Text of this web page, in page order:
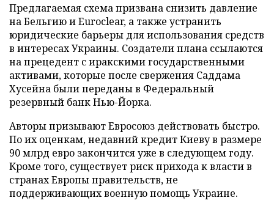
Предлагаемая схема призвана снизить давление
на Бельгию и Euroclear, а также устранить
юридические барьеры для использования средств
в интересах Украины. Создатели плана ссылаются
на прецедент с иракскими государственными
активами, которые после свержения Саддама
Хусейна были переданы в Федеральный
резервный банк Нью-Йорка.
Авторы призывают Евросоюз действовать быстро.
По их оценкам, недавний кредит Киеву в размере
90 млрд евро закончится уже в следующем году.
Кроме того, существует риск прихода к власти в
странах Европы правительств, не
поддерживающих военную помощь Украине.